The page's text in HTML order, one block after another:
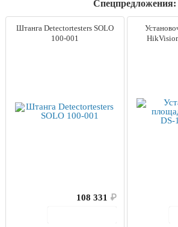
Спецпредложения:
Штанга Detectortesters SOLO
100-001
108 331 ₽